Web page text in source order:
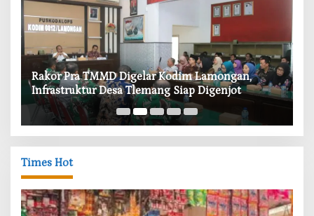
‎Rakor Pra TMMD Digelar Kodim Lamongan,
Infrastruktur Desa Tlemang Siap Digenjot
Times Hot